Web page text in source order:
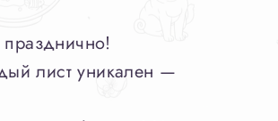
лист уникален —